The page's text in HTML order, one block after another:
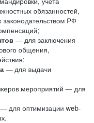
обязанностей,
РФ
— для заключения
общения,
— для выдачи
мероприятий — для
для оптимизации web-